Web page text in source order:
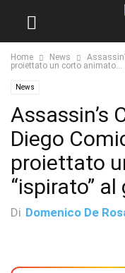
Home News
proiettato un corto animato...
News
Assassin’s
Diego
proiettato
“ispirato”
Di Domenico De